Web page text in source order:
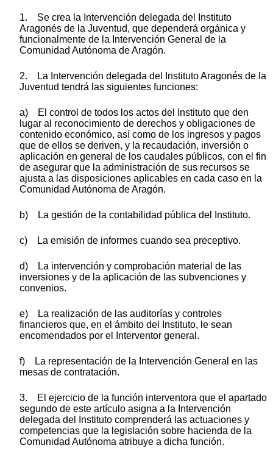
1. Se crea la Intervención delegada del Instituto
Aragonés de la Juventud, que dependerá orgánica y
funcionalmente de la Intervención General de la
Comunidad Autónoma de Aragón.
2. La Intervención delegada del Instituto Aragonés de la
Juventud tendrá las siguientes funciones:
a) El control de todos los actos del Instituto que den
lugar al reconocimiento de derechos y obligaciones de
contenido económico, así como de los ingresos y pagos
que de ellos se deriven, y la recaudación, inversión o
aplicación en general de los caudales públicos, con el fin
de asegurar que la administración de sus recursos se
ajusta a las disposiciones aplicables en cada caso en la
Comunidad Autónoma de Aragón.
b) La gestión de la contabilidad pública del Instituto.
c) La emisión de informes cuando sea preceptivo.
d) La intervención y comprobación material de las
inversiones y de la aplicación de las subvenciones y
convenios.
e) La realización de las auditorías y controles
financieros que, en el ámbito del Instituto, le sean
encomendados por el Interventor general.
f) La representación de la Intervención General en las
mesas de contratación.
3. El ejercicio de la función interventora que el apartado
segundo de este artículo asigna a la Intervención
delegada del Instituto comprenderá las actuaciones y
competencias que la legislación sobre hacienda de la
Comunidad Autónoma atribuye a dicha función.